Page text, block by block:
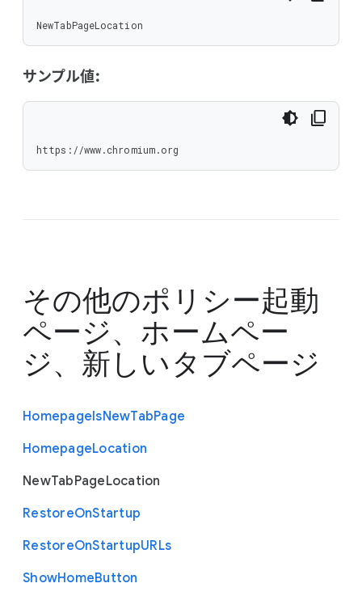
NewTabPageLocation
サンプル値:
https://www.chromium.org
その他のポリシー起動
ページ、ホームペー
ジ、新しいタブページ
HomepageIsNewTabPage
HomepageLocation
NewTabPageLocation
RestoreOnStartup
RestoreOnStartupURLs
ShowHomeButton